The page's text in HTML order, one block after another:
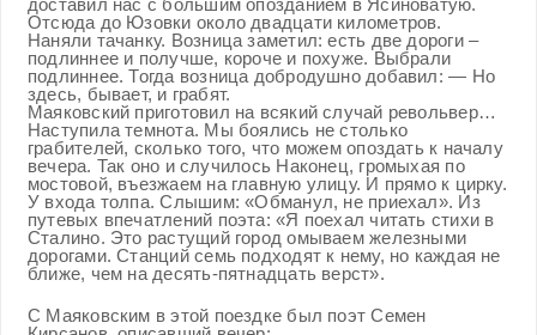
доставил нас с большим опозданием в Ясиноватую.
Отсюда до Юзовки около двадцати километров.
Наняли тачанку. Возница заметил: есть две дороги –
подлиннее и получше, короче и похуже. Выбрали
подлиннее. Тогда возница добродушно добавил: — Но
здесь, бывает, и грабят.
Маяковский приготовил на всякий случай револьвер…
Наступила темнота. Мы боялись не столько
грабителей, сколько того, что можем опоздать к началу
вечера. Так оно и случилось Наконец, громыхая по
мостовой, въезжаем на главную улицу. И прямо к цирку.
У входа толпа. Слышим: «Обманул, не приехал». Из
путевых впечатлений поэта: «Я поехал читать стихи в
Сталино. Это растущий город омываем железными
дорогами. Станций семь подходят к нему, но каждая не
ближе, чем на десять-пятнадцать верст».
С Маяковским в этой поездке был поэт Семен